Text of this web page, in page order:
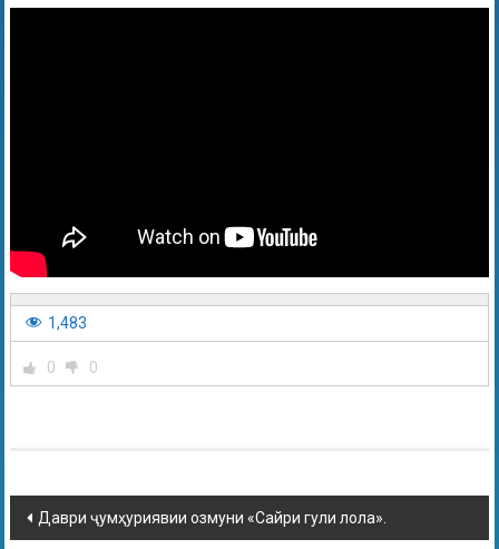
1,483
0 0
Даври ҷумҳуриявии озмуни «Сайри гули лола».